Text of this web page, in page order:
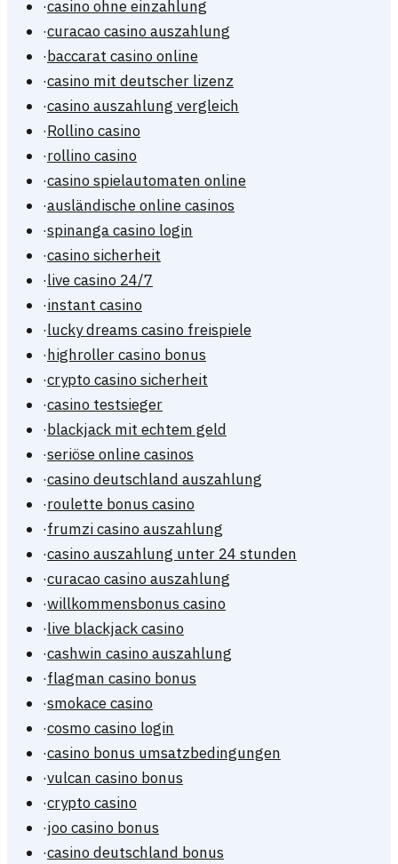
·casino ohne einzahlung
·curacao casino auszahlung
·baccarat casino online
·casino mit deutscher lizenz
·casino auszahlung vergleich
·Rollino casino
·rollino casino
·casino spielautomaten online
·ausländische online casinos
·spinanga casino login
·casino sicherheit
·live casino 24/7
·instant casino
·lucky dreams casino freispiele
·highroller casino bonus
·crypto casino sicherheit
·casino testsieger
·blackjack mit echtem geld
·seriöse online casinos
·casino deutschland auszahlung
·roulette bonus casino
·frumzi casino auszahlung
·casino auszahlung unter 24 stunden
·curacao casino auszahlung
·willkommensbonus casino
·live blackjack casino
·cashwin casino auszahlung
·flagman casino bonus
·smokace casino
·cosmo casino login
·casino bonus umsatzbedingungen
·vulcan casino bonus
·crypto casino
·joo casino bonus
·casino deutschland bonus